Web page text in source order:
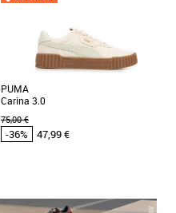
Découvrez la Puma Tackle, une basket
pour la saison Printemps-Été [...]
PUMA
Carina 3.0
75,00 €
-36% 47,99 €
36 37 38 39 40